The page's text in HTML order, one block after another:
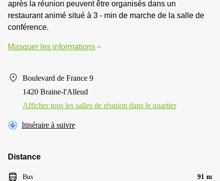
après la réunion peuvent être organisés dans un
restaurant animé situé à 3 - min de marche de la salle de
conférence.
Masquer les informations
Boulevard de France 9
1420 Braine-l'Alleud
Afficher tous les salles de réunion dans le quartier
Itinéraire à suivre
Distance
Bus 91 m